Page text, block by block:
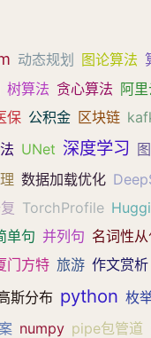
动态规划 图论算法
树算法 贪心算法 阿
保 公积金 区块链
UNet 深度学习
数据加载优化
TorchProfile
单句 并列句 名词性从
门方特 旅游 作文赏析
斯分布 python 枚
numpy pipe包管道